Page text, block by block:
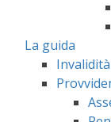
La guida